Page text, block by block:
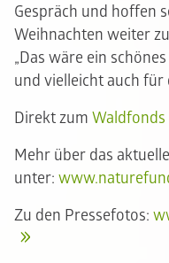
Gespräch und hoffen
Weihnachten weiter
„Das wäre ein
und vielleicht auch für
Direkt zum Waldfonds
Mehr über das
unter:
Zu den Pressefotos: